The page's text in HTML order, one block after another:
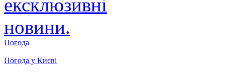
Погода
Погода у Києві